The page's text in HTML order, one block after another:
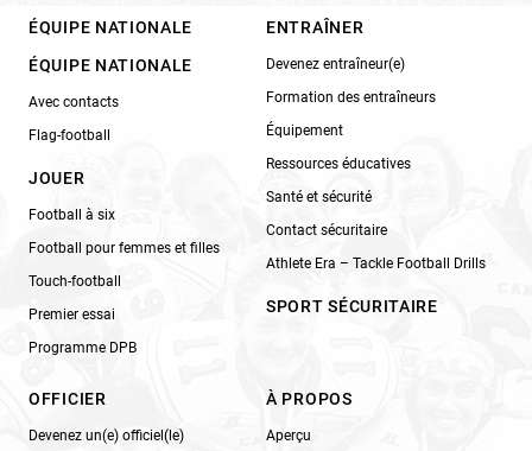
ÉQUIPE NATIONALE
ÉQUIPE NATIONALE
Avec contacts
Flag-football
JOUER
Football à six
Football pour femmes et filles
Touch-football
Premier essai
Programme DPB
ENTRAÎNER
Devenez entraîneur(e)
Formation des entraîneurs
Équipement
Ressources éducatives
Santé et sécurité
Contact sécuritaire
Athlete Era – Tackle Football Drills
SPORT SÉCURITAIRE
OFFICIER
Devenez un(e) officiel(le)
À PROPOS
Aperçu